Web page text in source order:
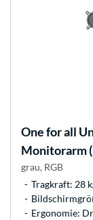
One for all
Monitorarm
grau, RGB
Tragkraft: 28
Ergonomie: